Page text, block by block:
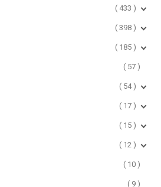
433
398
185
57
54
17
15
12
10
9